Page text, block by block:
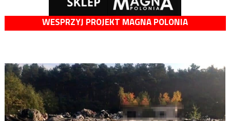
WESPRZYJ PROJEKT MAGNA POLONIA